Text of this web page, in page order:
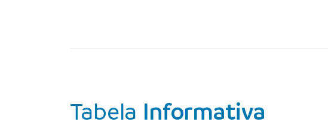
Tabela Informativa